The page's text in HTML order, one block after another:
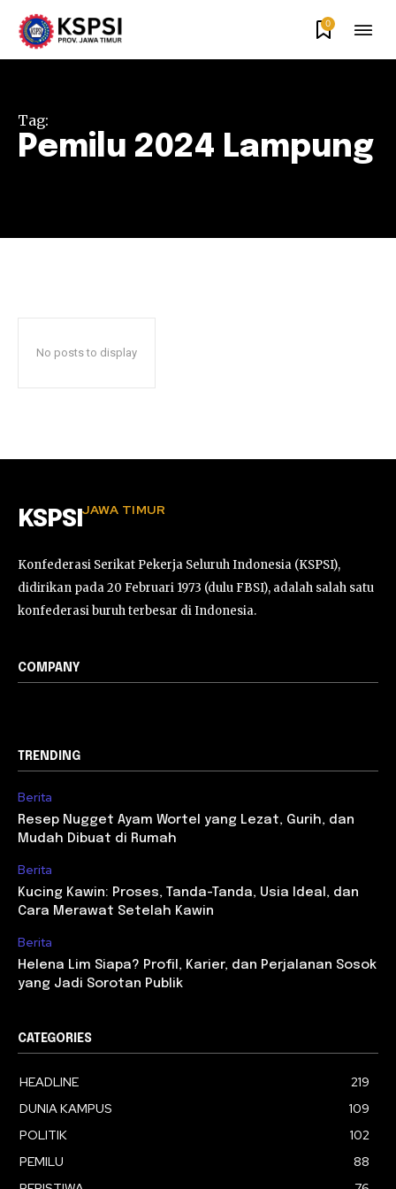
0
Tag:
Pemilu 2024 Lampung
No posts to display
KSPSI JAWA TIMUR
Konfederasi Serikat Pekerja Seluruh Indonesia (KSPSI),
didirikan pada 20 Februari 1973 (dulu FBSI), adalah salah satu
konfederasi buruh terbesar di Indonesia.
COMPANY
TRENDING
Berita
Resep Nugget Ayam Wortel yang Lezat, Gurih, dan
Mudah Dibuat di Rumah
Berita
Kucing Kawin: Proses, Tanda-Tanda, Usia Ideal, dan
Cara Merawat Setelah Kawin
Berita
Helena Lim Siapa? Profil, Karier, dan Perjalanan Sosok
yang Jadi Sorotan Publik
CATEGORIES
HEADLINE
219
DUNIA KAMPUS
109
POLITIK
102
PEMILU
88